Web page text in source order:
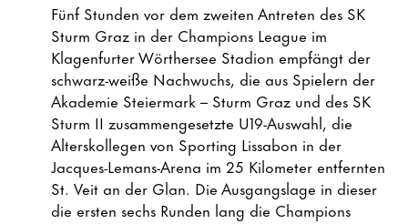
Fünf Stunden vor dem zweiten Antreten des SK
Sturm Graz in der Champions League im
Klagenfurter Wörthersee Stadion empfängt der
schwarz-weiße Nachwuchs, die aus Spielern der
Akademie Steiermark – Sturm Graz und des SK
Sturm II zusammengesetzte U19-Auswahl, die
Alterskollegen von Sporting Lissabon in der
Jacques-Lemans-Arena im 25 Kilometer entfernten
St. Veit an der Glan. Die Ausgangslage in dieser
die ersten sechs Runden lang die Champions